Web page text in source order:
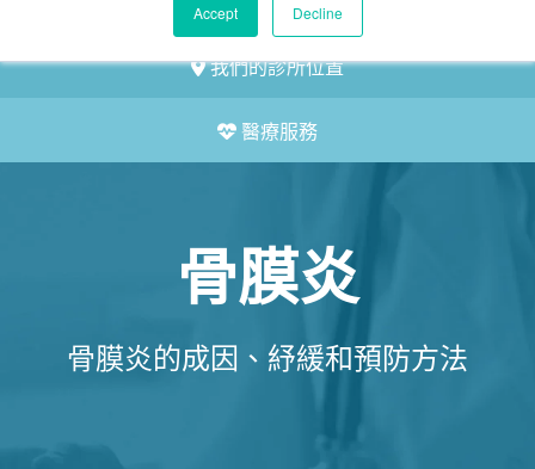
Accept Decline
我們的診所位置
醫療服務
骨膜炎
骨膜炎的成因、紓緩和預防方法